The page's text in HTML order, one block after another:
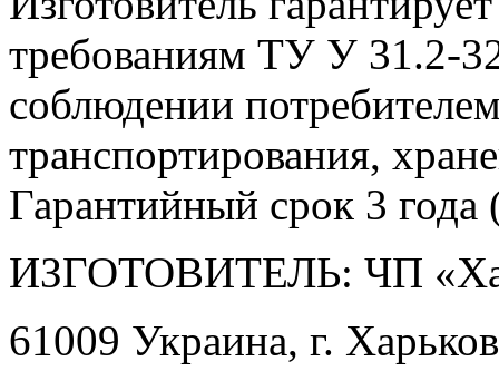
требованиям ТУ У 31.2-
соблюдении
транспортирования,
Гарантийный срок 3 года
ИЗГОТОВИТЕЛЬ: ЧП
61009 Украина, г.